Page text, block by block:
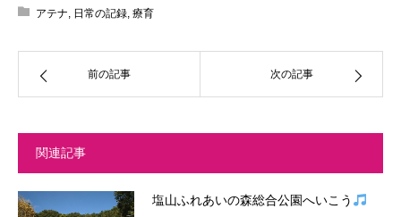
アテナ, 日常の記録, 療育
前の記事 次の記事
関連記事
塩山ふれあいの森総合公園へいこう